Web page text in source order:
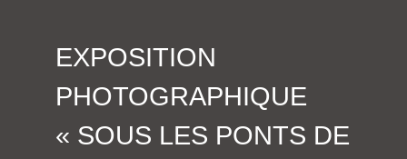
EXPOSITION
PHOTOGRAPHIQUE
« SOUS LES PONTS DE